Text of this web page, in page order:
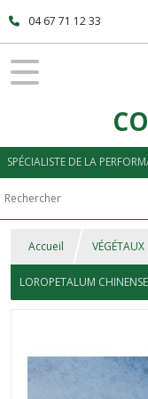
04 67 71 12 33
SPÉCIALISTE DE LA
Accueil VÉGÉTAUX
LOROPETALUM